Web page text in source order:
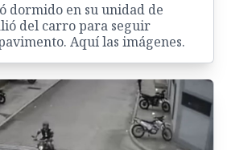
dormido en su unidad de
del carro para seguir
Aquí las imágenes.